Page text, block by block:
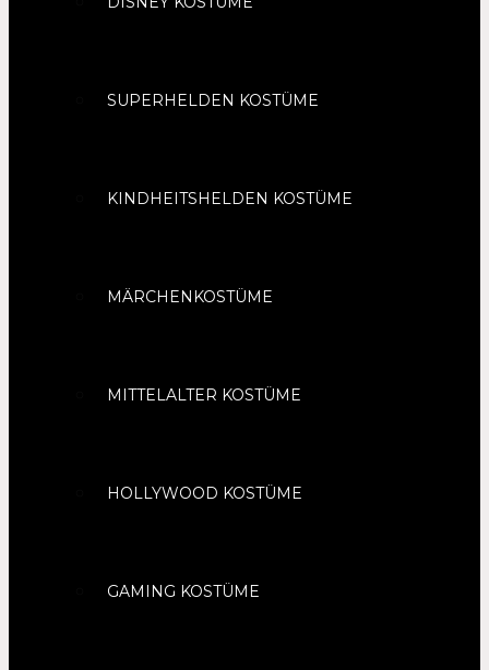
SUPERHELDEN KOSTÜME
KINDHEITSHELDEN KOSTÜME
MÄRCHENKOSTÜME
MITTELALTER KOSTÜME
HOLLYWOOD KOSTÜME
GAMING KOSTÜME